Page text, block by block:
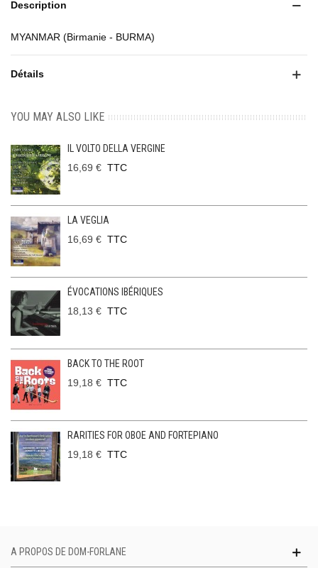
Description
MYANMAR (Birmanie - BURMA)
Détails
YOU MAY ALSO LIKE
IL VOLTO DELLA VERGINE
16,69 € TTC
LA VEGLIA
16,69 € TTC
ÉVOCATIONS IBÉRIQUES
18,13 € TTC
BACK TO THE ROOT
19,18 € TTC
RARITIES FOR OBOE AND FORTEPIANO
19,18 € TTC
A PROPOS DE DOM-FORLANE